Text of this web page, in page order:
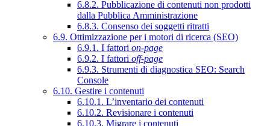
6.8.2. Pubblicazione di contenuti non prodotti
dalla Pubblica Amministrazione
6.8.3. Consenso dei soggetti ritratti
6.9. Ottimizzazione per i motori di ricerca (SEO)
6.9.1. I fattori on-page
6.9.2. I fattori off-page
6.9.3. Strumenti di diagnostica SEO: Search
Console
6.10. Gestire i contenuti
6.10.1. L’inventario dei contenuti
6.10.2. Revisionare i contenuti
6.10.3. Migrare i contenuti